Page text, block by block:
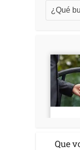
Que